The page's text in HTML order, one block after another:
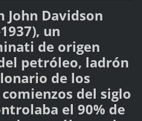
John Davidson
un
de origen
petróleo, ladrón
de los
del siglo
el 90% de